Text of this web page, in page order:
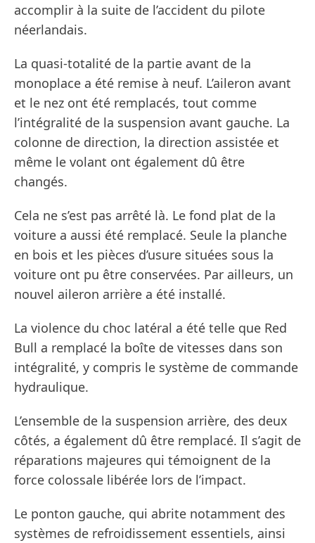
accomplir à la suite de l’accident du pilote
néerlandais.
La quasi-totalité de la partie avant de la
monoplace a été remise à neuf. L’aileron avant
et le nez ont été remplacés, tout comme
l’intégralité de la suspension avant gauche. La
colonne de direction, la direction assistée et
même le volant ont également dû être
changés.
Cela ne s’est pas arrêté là. Le fond plat de la
voiture a aussi été remplacé. Seule la planche
en bois et les pièces d’usure situées sous la
voiture ont pu être conservées. Par ailleurs, un
nouvel aileron arrière a été installé.
La violence du choc latéral a été telle que Red
Bull a remplacé la boîte de vitesses dans son
intégralité, y compris le système de commande
hydraulique.
L’ensemble de la suspension arrière, des deux
côtés, a également dû être remplacé. Il s’agit de
réparations majeures qui témoignent de la
force colossale libérée lors de l’impact.
Le ponton gauche, qui abrite notamment des
systèmes de refroidissement essentiels, ainsi